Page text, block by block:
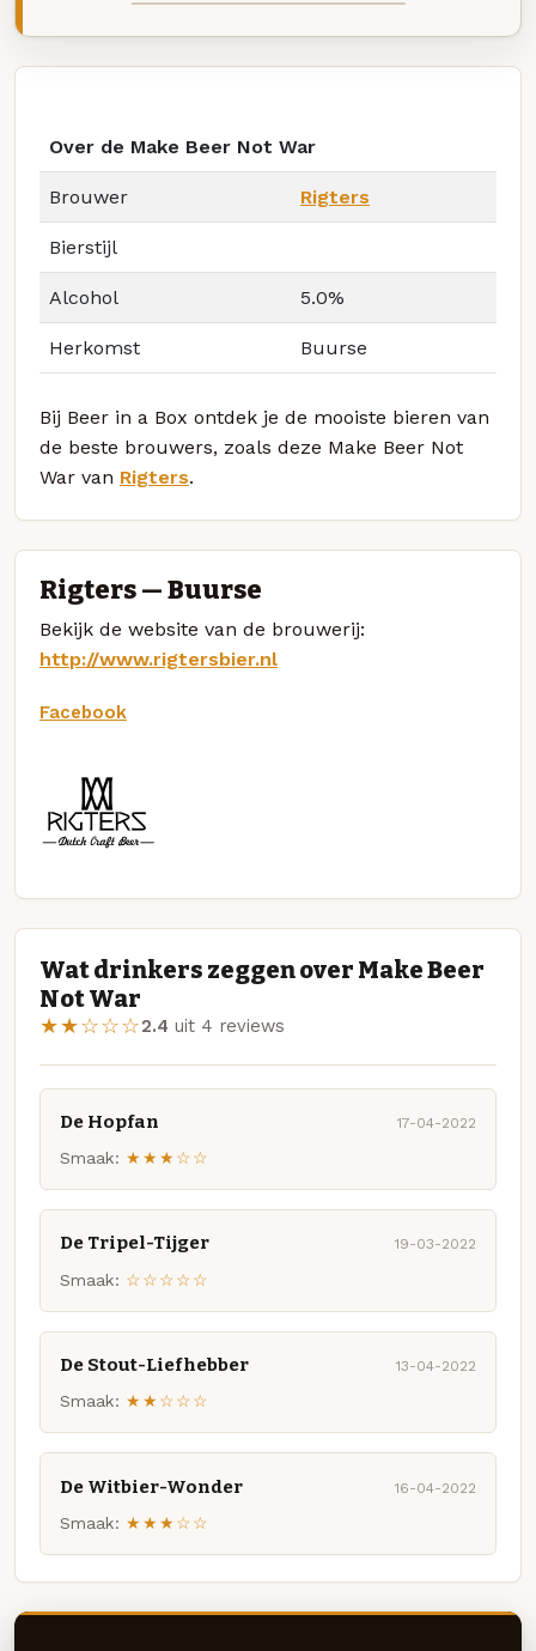
Over de Make Beer Not War
Brouwer Rigters
Bierstijl
Alcohol 5.0%
Herkomst Buurse
Bij Beer in a Box ontdek je de mooiste bieren van
de beste brouwers, zoals deze Make Beer Not
War van Rigters.
Rigters — Buurse
Bekijk de website van de brouwerij:
http://www.rigtersbier.nl
Facebook
Wat drinkers zeggen over Make Beer
Not War
★★☆☆☆2.4 uit 4 reviews
De Hopfan 17-04-2022
Smaak: ★★★☆☆
De Tripel-Tijger 19-03-2022
Smaak: ☆☆☆☆☆
De Stout-Liefhebber 13-04-2022
Smaak: ★★☆☆☆
De Witbier-Wonder 16-04-2022
Smaak: ★★★☆☆